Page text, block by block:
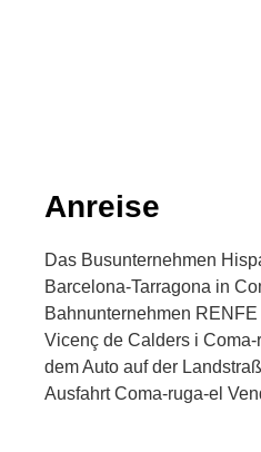
Anreise
Das Busunternehmen
Barcelona-Tarragona in
Bahnunternehmen
Vicenç de Calders i
dem Auto auf der
Ausfahrt Coma-ruga-el